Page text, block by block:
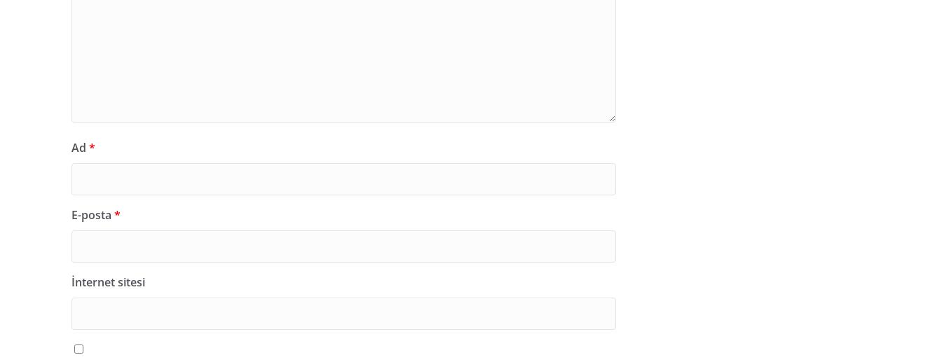
Ad *
E-posta *
İnternet sitesi